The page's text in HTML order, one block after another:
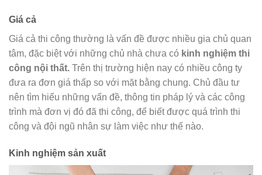
Giá cả
Giá cả thi công thường là vấn đề được nhiều gia chủ quan
tâm, đặc biệt với những chủ nhà chưa có kinh nghiệm thi
công nội thất. Trên thị trường hiện nay có nhiều công ty
đưa ra đơn giá thấp so với mặt bằng chung. Chủ đầu tư
nên tìm hiểu những vấn đề, thông tin pháp lý và các công
trình mà đơn vị đó đã thi công, để biết được quá trình thi
công và đội ngũ nhân sự làm việc như thế nào.
Kinh nghiệm sản xuất